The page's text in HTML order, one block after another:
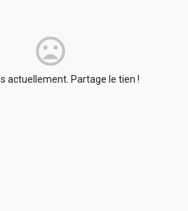
actuellement. Partage le tien !